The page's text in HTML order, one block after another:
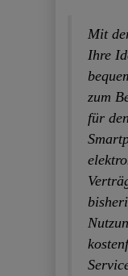
Mit
Ihre
zum
für